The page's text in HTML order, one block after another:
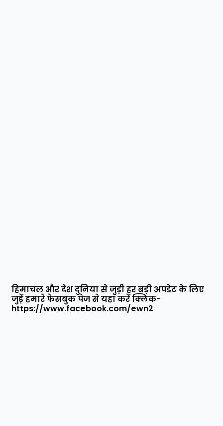
हिमाचल और देश दुनिया से जुड़ी हर बड़ी अपडेट के लिए
जुड़ें हमारे फेसबुक पेज से यहां करें क्लिक-
https://www.facebook.com/ewn2